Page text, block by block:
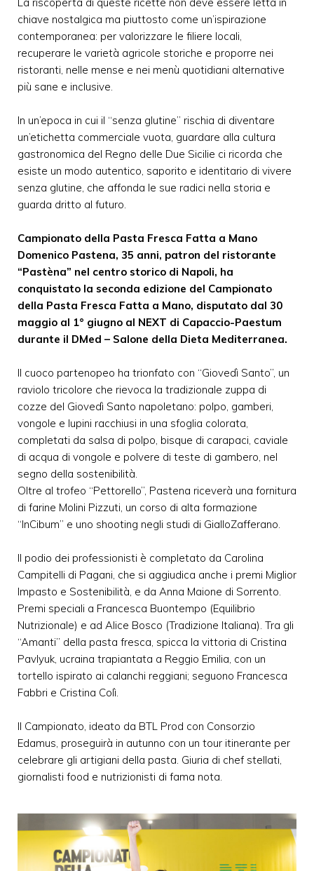
chiave nostalgica ma piuttosto come un’ispirazione
contemporanea: per valorizzare le filiere locali,
recuperare le varietà agricole storiche e proporre nei
ristoranti, nelle mense e nei menù quotidiani alternative
più sane e inclusive.
In un’epoca in cui il “senza glutine” rischia di diventare
un’etichetta commerciale vuota, guardare alla cultura
gastronomica del Regno delle Due Sicilie ci ricorda che
esiste un modo autentico, saporito e identitario di vivere
senza glutine, che affonda le sue radici nella storia e
guarda dritto al futuro.
Campionato della Pasta Fresca Fatta a Mano
Domenico Pastena, 35 anni, patron del ristorante
“Pastèna” nel centro storico di Napoli, ha
conquistato la seconda edizione del Campionato
della Pasta Fresca Fatta a Mano, disputato dal 30
maggio al 1° giugno al NEXT di Capaccio-Paestum
durante il DMed – Salone della Dieta Mediterranea.
Il cuoco partenopeo ha trionfato con “Giovedì Santo”, un
raviolo tricolore che rievoca la tradizionale zuppa di
cozze del Giovedì Santo napoletano: polpo, gamberi,
vongole e lupini racchiusi in una sfoglia colorata,
completati da salsa di polpo, bisque di carapaci, caviale
di acqua di vongole e polvere di teste di gambero, nel
segno della sostenibilità.
Oltre al trofeo “Pettorello”, Pastena riceverà una fornitura
di farine Molini Pizzuti, un corso di alta formazione
“InCibum” e uno shooting negli studi di GialloZafferano.
Il podio dei professionisti è completato da Carolina
Campitelli di Pagani, che si aggiudica anche i premi Miglior
Impasto e Sostenibilità, e da Anna Maione di Sorrento.
Premi speciali a Francesca Buontempo (Equilibrio
Nutrizionale) e ad Alice Bosco (Tradizione Italiana). Tra gli
“Amanti” della pasta fresca, spicca la vittoria di Cristina
Pavlyuk, ucraina trapiantata a Reggio Emilia, con un
tortello ispirato ai calanchi reggiani; seguono Francesca
Fabbri e Cristina Colì.
Il Campionato, ideato da BTL Prod con Consorzio
Edamus, proseguirà in autunno con un tour itinerante per
celebrare gli artigiani della pasta. Giuria di chef stellati,
giornalisti food e nutrizionisti di fama nota.